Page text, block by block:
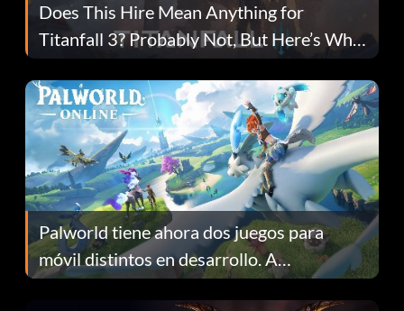
Does This Hire Mean Anything for
Titanfall 3? Probably Not, But Here’s Why
Fans Are Hopeful
Palworld tiene ahora dos juegos para
móvil distintos en desarrollo. A
continuación te explicamos por qué.